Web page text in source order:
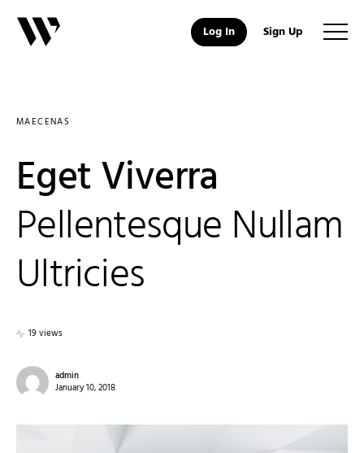
Log In Sign Up
MAECENAS
Eget Viverra
Pellentesque Nullam
Ultricies
19 views
admin
January 10, 2018